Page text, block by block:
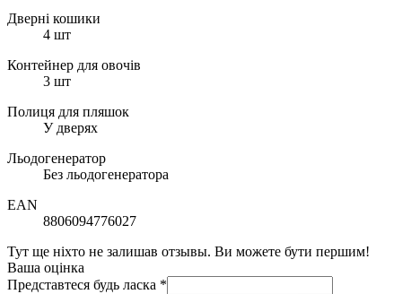
Дверні кошики
4 шт
Контейнер для овочів
3 шт
Полиця для пляшок
У дверях
Льодогенератор
Без льодогенератора
EAN
8806094776027
Тут ще ніхто не залишав отзывы. Ви можете бути першим!
Ваша оцінка
Представтеся будь ласка *